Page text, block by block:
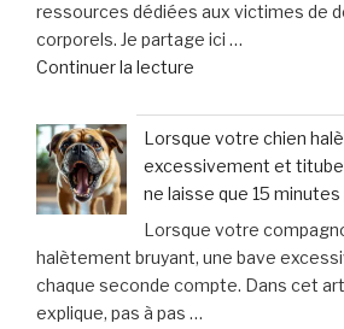
augmenter
la
inquiétudes
médicales »
ressources dédiées aux victimes de
corporels. Je partage ici …
Continuer la lecture
Avocats
&
Associés
:
un
soutien
personnalisé
et
Lorsque votre chien
excessivement et titube
ne laisse que 15
Lorsque votre
halètement bruyant, une bave
chaque seconde compte. Dans cet
explique, pas à pas …